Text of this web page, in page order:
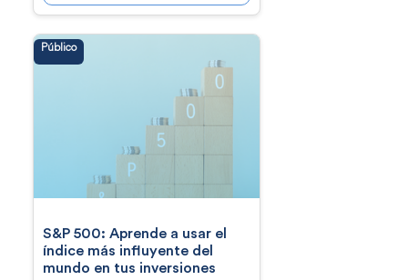
Público
S&P 500: Aprende a usar el
índice más influyente del
mundo en tus inversiones